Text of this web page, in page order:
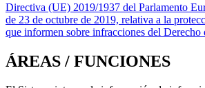
Directiva (UE) 2019/1937 del Parlamento
de 23 de octubre de 2019, relativa a la
que informen sobre infracciones del Derecho
ÁREAS / FUNCIONES